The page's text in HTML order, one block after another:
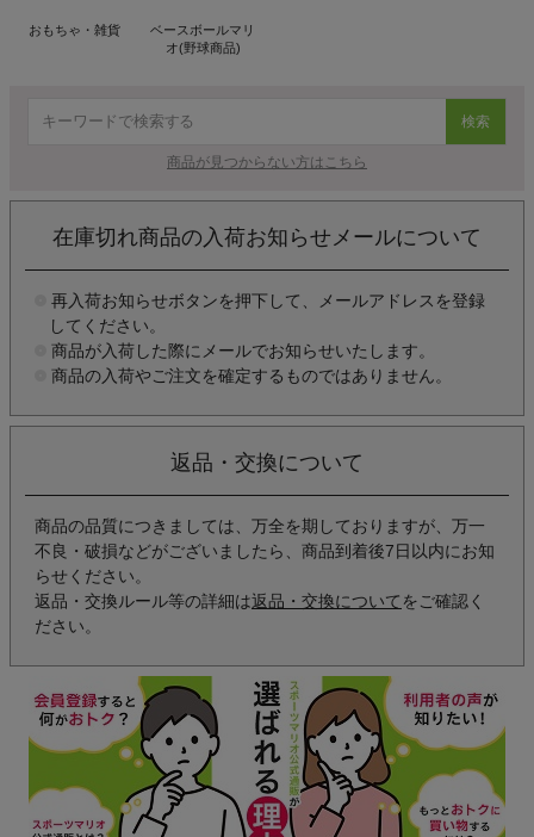
おもちゃ・雑貨
ベースボールマリ
オ(野球商品)
検索
商品が見つからない方はこちら
在庫切れ商品の入荷お知らせメールについて
再入荷お知らせボタンを押下して、メールアドレスを登録
してください。
商品が入荷した際にメールでお知らせいたします。
商品の入荷やご注文を確定するものではありません。
返品・交換について
商品の品質につきましては、万全を期しておりますが、万一
不良・破損などがございましたら、商品到着後7日以内にお知
らせください。
返品・交換ルール等の詳細は返品・交換について をご確認く
ださい。